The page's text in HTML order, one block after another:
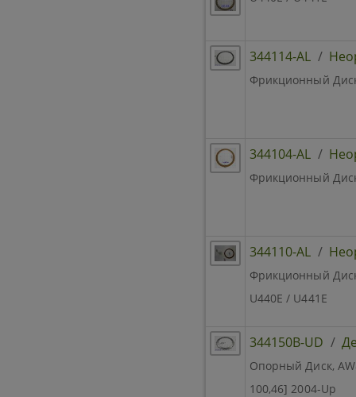
344114-AL /
Фрикционный
344104-AL /
Фрикционный
344110-AL /
Фрикционный
U440E / U441E
344150B-UD /
Опорный Диск,
100,46] 2004-Up